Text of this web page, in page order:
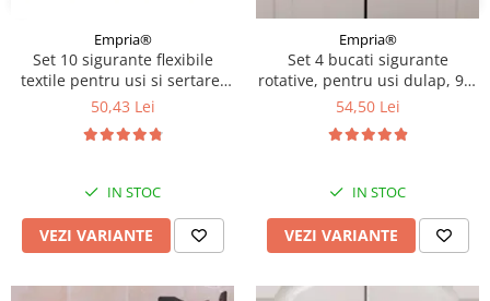
Empria®
Set 10 sigurante flexibile
textile pentru usi si sertare,
Empria, 20 cm, Diverse culori
50,43 Lei
IN STOC
VEZI VARIANTE
Empria®
Set 4 bucati sigurante
rotative, pentru usi dulap, 9.3
x 3.5 x 1.5 cm, Diverse culori
54,50 Lei
IN STOC
VEZI VARIANTE